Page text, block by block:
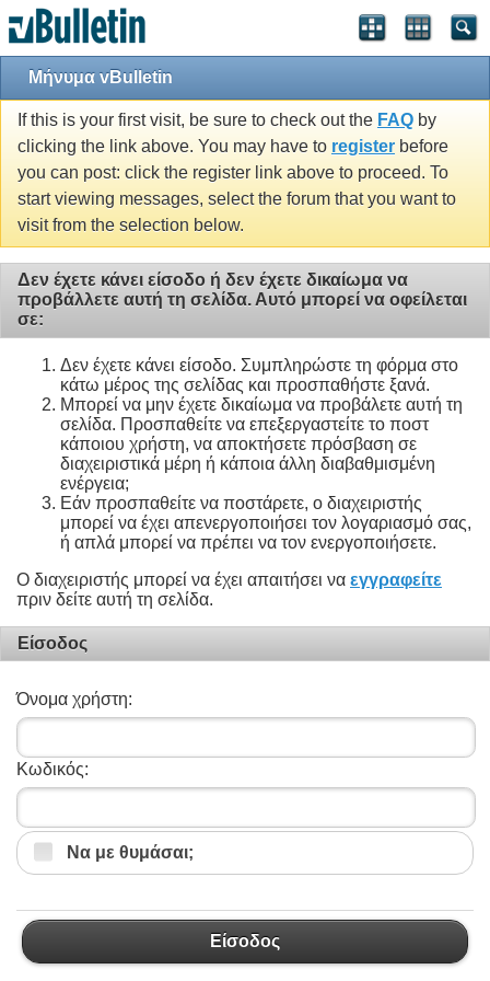
Μήνυμα vBulletin
If this is your first visit, be sure to check out the FAQ by
clicking the link above. You may have to register before
you can post: click the register link above to proceed. To
start viewing messages, select the forum that you want to
visit from the selection below.
Δεν έχετε κάνει είσοδο ή δεν έχετε δικαίωμα να
προβάλλετε αυτή τη σελίδα. Αυτό μπορεί να οφείλεται
σε:
Δεν έχετε κάνει είσοδο. Συμπληρώστε τη φόρμα στο
κάτω μέρος της σελίδας και προσπαθήστε ξανά.
Μπορεί να μην έχετε δικαίωμα να προβάλετε αυτή τη
σελίδα. Προσπαθείτε να επεξεργαστείτε το ποστ
κάποιου χρήστη, να αποκτήσετε πρόσβαση σε
διαχειριστικά μέρη ή κάποια άλλη διαβαθμισμένη
ενέργεια;
Εάν προσπαθείτε να ποστάρετε, ο διαχειριστής
μπορεί να έχει απενεργοποιήσει τον λογαριασμό σας,
ή απλά μπορεί να πρέπει να τον ενεργοποιήσετε.
Ο διαχειριστής μπορεί να έχει απαιτήσει να εγγραφείτε
πριν δείτε αυτή τη σελίδα.
Είσοδος
Όνομα χρήστη:
Κωδικός:
Να με θυμάσαι;
Είσοδος